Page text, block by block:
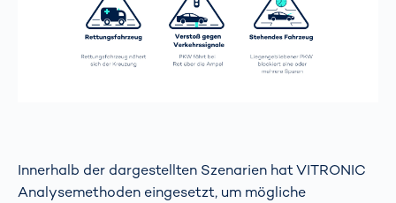
Innerhalb der dargestellten Szenarien hat VITRONIC
Analysemethoden eingesetzt, um mögliche